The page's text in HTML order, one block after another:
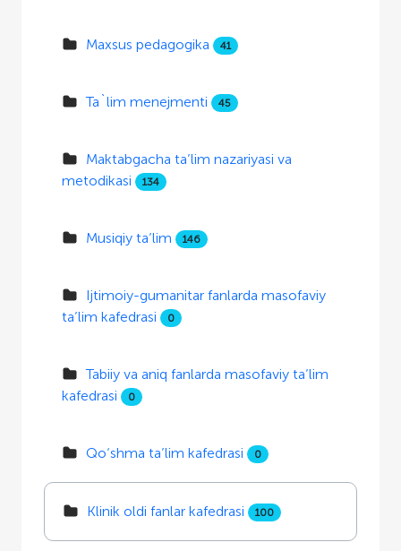
Maxsus pedagogika 41
Ta`lim menejmenti 45
Maktabgacha ta’lim nazariyasi va
metodikasi
134
Musiqiy ta’lim 146
Ijtimoiy-gumanitar fanlarda masofaviy
ta’lim kafedrasi
0
Tabiiy va aniq fanlarda masofaviy ta’lim
kafedrasi
0
Qo‘shma ta’lim kafedrasi 0
Klinik oldi fanlar kafedrasi 100